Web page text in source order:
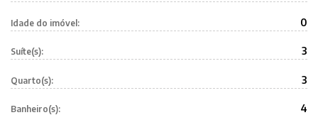
Idade do imóvel: 0
Suíte(s): 3
Quarto(s): 3
Banheiro(s): 4